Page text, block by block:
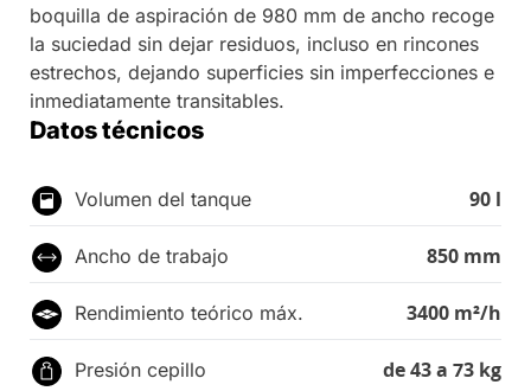
boquilla de aspiración de 980 mm de ancho recoge
la suciedad sin dejar residuos, incluso en rincones
estrechos, dejando superficies sin imperfecciones e
inmediatamente transitables.
Datos técnicos
Volumen del tanque 90 l
Ancho de trabajo 850 mm
Rendimiento teórico máx. 3400 m²/h
Presión cepillo de 43 a 73 kg